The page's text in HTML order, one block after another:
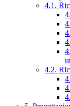
4.1.
4.2.